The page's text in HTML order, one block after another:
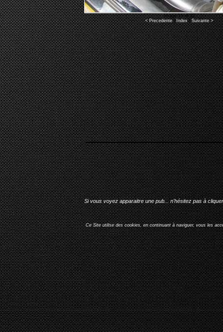
Image 15 of 32
< Precedente|Index|Suivante >
Si vous voyez apparaitre une pub... n'hésitez pas à
Ce Site utilise des cookies, en continuant à naviguer, vous les